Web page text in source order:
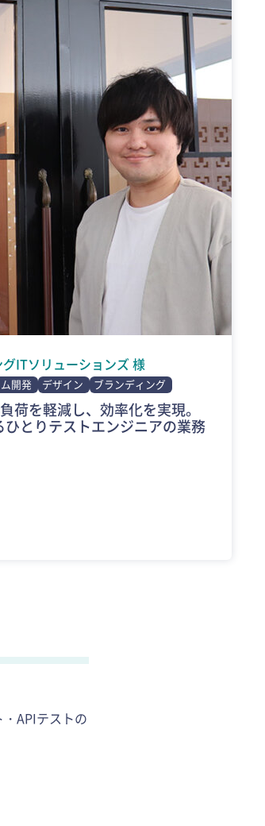
ITソリューションズ 様
開発 デザイン ブランディング
荷を軽減し、効率化を実現。
とりテストエンジニアの業務
APIテストの